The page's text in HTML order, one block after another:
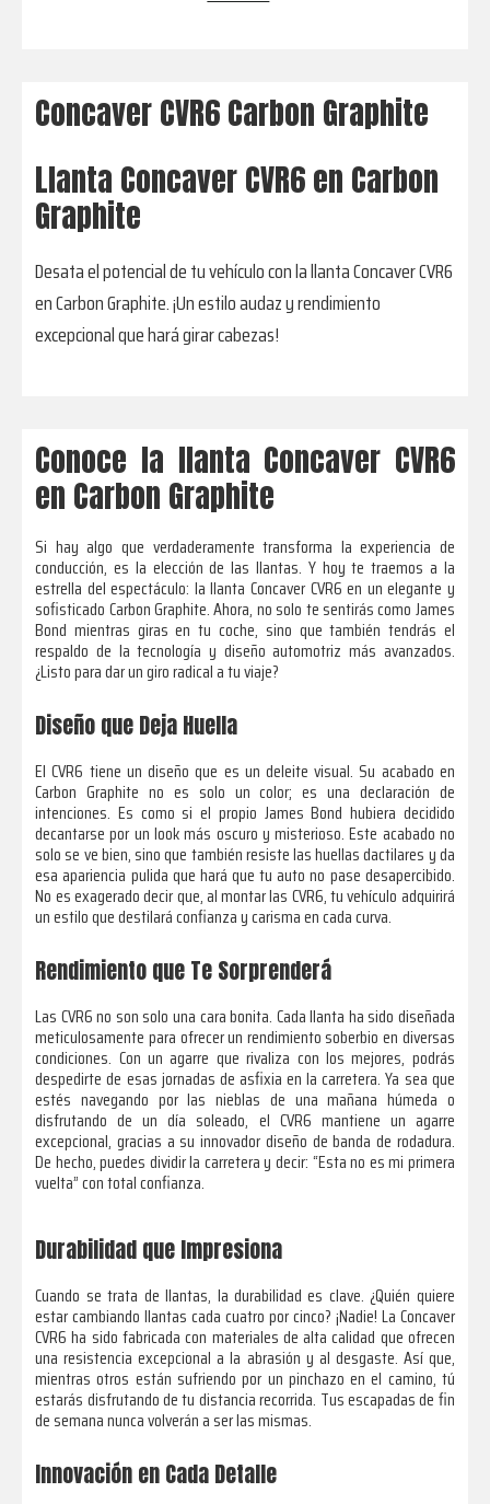
Concaver CVR6 Carbon Graphite
Llanta Concaver CVR6 en Carbon
Graphite
Desata el potencial de tu vehículo con la llanta Concaver CVR6
en Carbon Graphite. ¡Un estilo audaz y rendimiento
excepcional que hará girar cabezas!
Conoce la llanta Concaver CVR6
en Carbon Graphite
Si hay algo que verdaderamente transforma la experiencia de
conducción, es la elección de las llantas. Y hoy te traemos a la
estrella del espectáculo: la llanta Concaver CVR6 en un elegante y
sofisticado Carbon Graphite. Ahora, no solo te sentirás como James
Bond mientras giras en tu coche, sino que también tendrás el
respaldo de la tecnología y diseño automotriz más avanzados.
¿Listo para dar un giro radical a tu viaje?
Diseño que Deja Huella
El CVR6 tiene un diseño que es un deleite visual. Su acabado en
Carbon Graphite no es solo un color; es una declaración de
intenciones. Es como si el propio James Bond hubiera decidido
decantarse por un look más oscuro y misterioso. Este acabado no
solo se ve bien, sino que también resiste las huellas dactilares y da
esa apariencia pulida que hará que tu auto no pase desapercibido.
No es exagerado decir que, al montar las CVR6, tu vehículo adquirirá
un estilo que destilará confianza y carisma en cada curva.
Rendimiento que Te Sorprenderá
Las CVR6 no son solo una cara bonita. Cada llanta ha sido diseñada
meticulosamente para ofrecer un rendimiento soberbio en diversas
condiciones. Con un agarre que rivaliza con los mejores, podrás
despedirte de esas jornadas de asfixia en la carretera. Ya sea que
estés navegando por las nieblas de una mañana húmeda o
disfrutando de un día soleado, el CVR6 mantiene un agarre
excepcional, gracias a su innovador diseño de banda de rodadura.
De hecho, puedes dividir la carretera y decir: “Esta no es mi primera
vuelta” con total confianza.
Durabilidad que Impresiona
Cuando se trata de llantas, la durabilidad es clave. ¿Quién quiere
estar cambiando llantas cada cuatro por cinco? ¡Nadie! La Concaver
CVR6 ha sido fabricada con materiales de alta calidad que ofrecen
una resistencia excepcional a la abrasión y al desgaste. Así que,
mientras otros están sufriendo por un pinchazo en el camino, tú
estarás disfrutando de tu distancia recorrida. Tus escapadas de fin
de semana nunca volverán a ser las mismas.
Innovación en Cada Detalle